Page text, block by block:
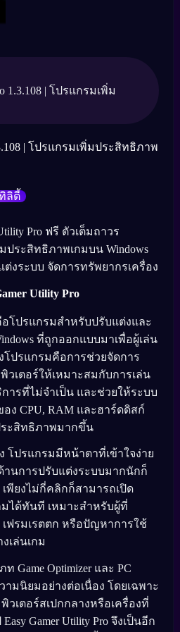
1.3.108 | โปรแกรมเพิ่ม
| โปรแกรมเพิ่มประสิทธิภาพ
ลิตี้
Pro ฟรี ตัวเต็มถาวร
ประสิทธิภาพเกมบน Windows
งระบบ จัดการทรัพยากรเครื่อง
Utility Pro
โปรแกรมสำหรับปรับแต่งและ
ที่ถูกออกแบบมาเพื่อผู้เล่น
โปรแกรมคือการช่วยจัดการ
วเตอร์ให้เหมาะสมกับการเล่น
ารที่ไม่จำเป็น และช่วยให้ระบบ
ง CPU, RAM และฮาร์ดดิสก์
ระสิทธิภาพมากขึ้น
โปรแกรมมีหน้าตาที่เข้าใจง่าย
นการปรับแต่งระบบมากนักก็
พียงไม่กี่คลิกก็สามารถเปิด
ได้ทันที เหมาะสำหรับผู้ที่
ฟรมเรตตก หรือปัญหาการใช้
เล่นเกม
Game Optimizer และ PC
ามนิยมอย่างต่อเนื่อง โดยเฉพาะ
เตอร์สเปกกลางหรือเครื่องที่
Gamer Utility Pro จึงเป็นอีก